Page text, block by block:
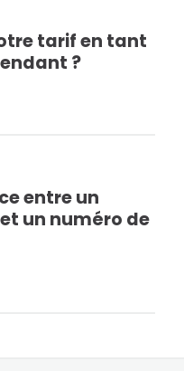
tarif en tant
?
entre un
un numéro de